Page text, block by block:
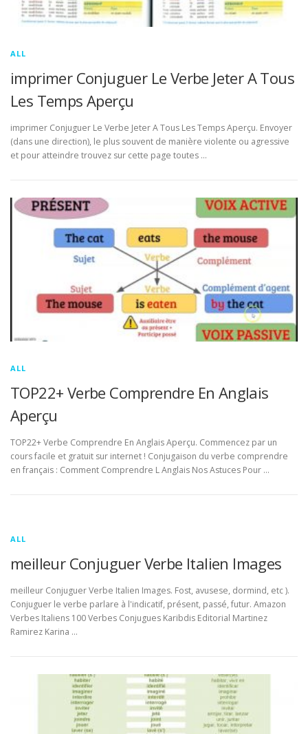
ALL
imprimer Conjuguer Le Verbe Jeter A Tous
Les Temps Aperçu
imprimer Conjuguer Le Verbe Jeter A Tous Les Temps Aperçu. Envoyer
(dans une direction), le plus souvent de manière violente ou agressive
et pour atteindre trouvez sur cette page toutes …
ALL
TOP22+ Verbe Comprendre En Anglais
Aperçu
TOP22+ Verbe Comprendre En Anglais Aperçu. Commencez par un
cours facile et gratuit sur internet ! Conjugaison du verbe comprendre
en français : Comment Comprendre L Anglais Nos Astuces Pour …
ALL
meilleur Conjuguer Verbe Italien Images
meilleur Conjuguer Verbe Italien Images. Fost, avusese, dormind, etc ).
Conjuguer le verbe parlare à l'indicatif, présent, passé, futur. Amazon
Verbes Italiens 100 Verbes Conjugues Karibdis Editorial Martinez
Ramirez Karina …